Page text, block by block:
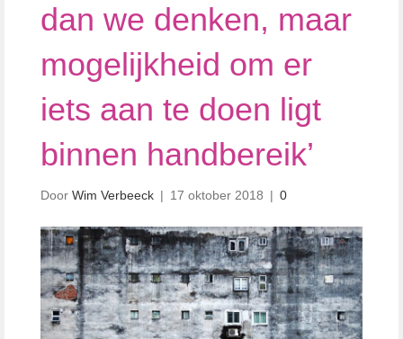
dan we denken, maar
mogelijkheid om er
iets aan te doen ligt
binnen handbereik’
Door Wim Verbeeck | 17 oktober 2018 | 0